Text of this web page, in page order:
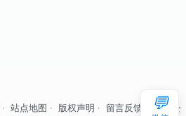
· 站点地图 · 版权声明 · 留言反馈 自律公
💬